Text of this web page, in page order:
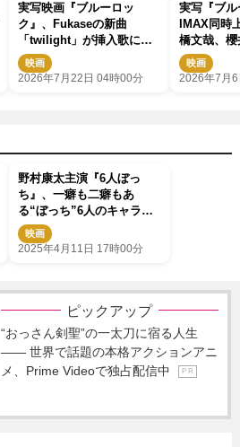
実写映画『ブルーロッ
ク』、Fukaseの新曲
「twilight」が挿入歌に決
定 最新映像公開
映画
2026年7月22日 04時00分
実写『ブ
IMAX同
橋文哉、
平らのプ
真も解禁
映画
2026年7月
野村康太主演『6人ぼっ
ち』、一癖も二癖もあ
る“ぼっち”6人のキャラク
ター写真到着
映画
2025年4月11日 17時00分
ピックアップ
“おっさん剣聖”の一太刀に宿る人生
―― 世界で話題の本格アクションアニ
メ、Prime Videoで独占配信中
P R